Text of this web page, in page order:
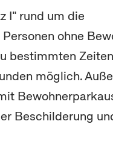
I" rund um die
ohne
bestimmten
möglich.
Beschilderung